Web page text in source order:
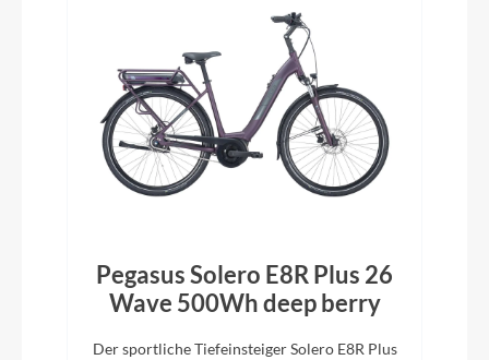
Pegasus Solero E8R Plus 26
Wave 500Wh deep berry
Der sportliche Tiefeinsteiger Solero E8R Plus